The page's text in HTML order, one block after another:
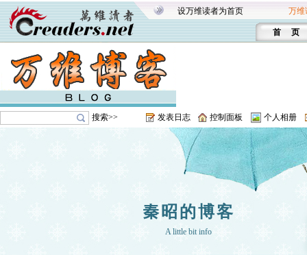
设万维读者为首页 万维
首 页
搜索>> 发表日志 控制面板 个人相册
秦昭的博客
A little bit info